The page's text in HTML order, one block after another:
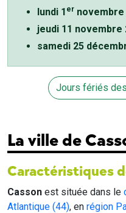
lundi 1 er novembre
jeudi 11 novembre
samedi 25
Jours fériés
La ville de
Caractéristiques
Casson est située dans le
Atlantique (44), en région